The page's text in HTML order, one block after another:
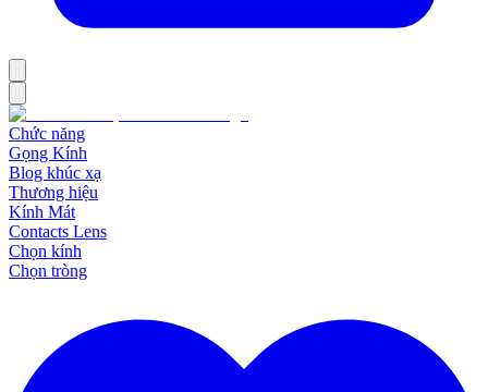
Chức năng
Gọng Kính
Blog khúc xạ
Thương hiệu
Kính Mát
Contacts Lens
Chọn kính
Chọn tròng